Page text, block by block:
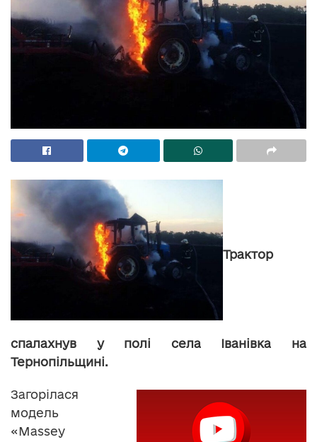
Трактор
спалахнув у полі села Іванівка на
Тернопільщині.
Загорілася
модель
«Massey